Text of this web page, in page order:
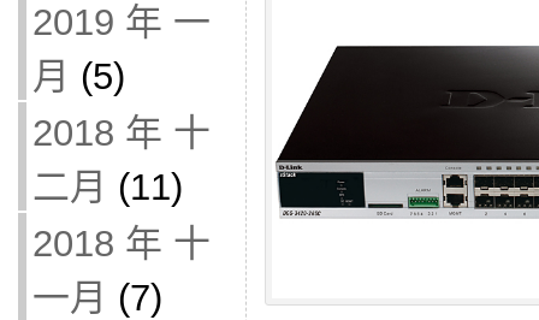
2019 年 一
月 (5)
2018 年 十
二月 (11)
2018 年 十
一月 (7)